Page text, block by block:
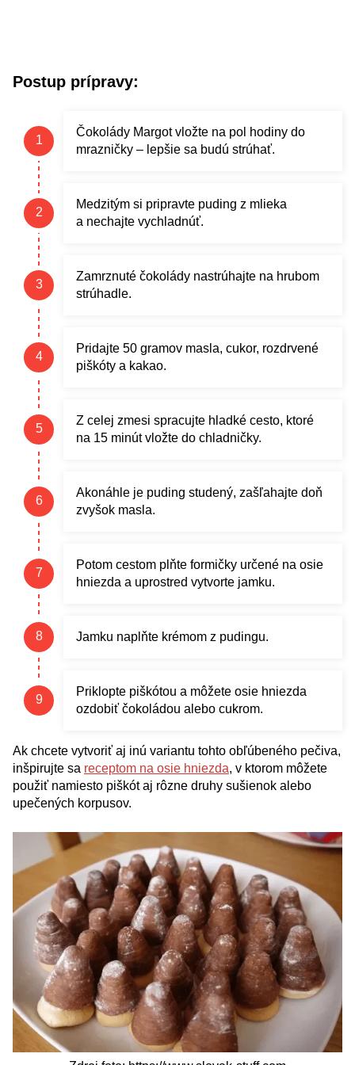
Postup prípravy:
Čokolády Margot vložte na pol hodiny do
mrazničky – lepšie sa budú strúhať.
Medzitým si pripravte puding z mlieka
a nechajte vychladnúť.
Zamrznuté čokolády nastrúhajte na hrubom
strúhadle.
Pridajte 50 gramov masla, cukor, rozdrvené
piškóty a kakao.
Z celej zmesi spracujte hladké cesto, ktoré
na 15 minút vložte do chladničky.
Akonáhle je puding studený, zašľahajte doň
zvyšok masla.
Potom cestom plňte formičky určené na osie
hniezda a uprostred vytvorte jamku.
Jamku naplňte krémom z pudingu.
Priklopte piškótou a môžete osie hniezda
ozdobiť čokoládou alebo cukrom.
Ak chcete vytvoriť aj inú variantu tohto obľúbeného pečiva,
inšpirujte sa receptom na osie hniezda, v ktorom môžete
použiť namiesto piškót aj rôzne druhy sušienok alebo
upečených korpusov.